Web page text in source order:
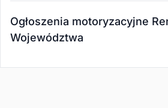
Ogłoszenia motoryzacyjne
Województwa